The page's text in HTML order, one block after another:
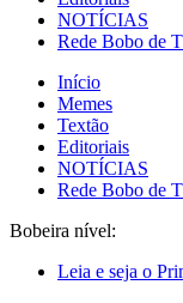
NOTÍCIAS
Rede Bobo de
Início
Memes
Textão
Editoriais
NOTÍCIAS
Rede Bobo de
Bobeira nível:
Leia e seja o